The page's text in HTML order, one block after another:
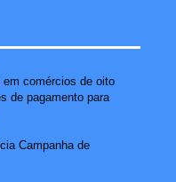
comércios de oito
de pagamento para
Campanha de